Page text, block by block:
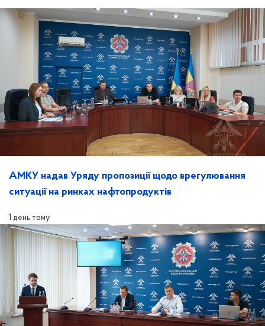
АМКУ надав Уряду пропозиції щодо врегулювання
ситуації на ринках нафтопродуктів
1 день тому